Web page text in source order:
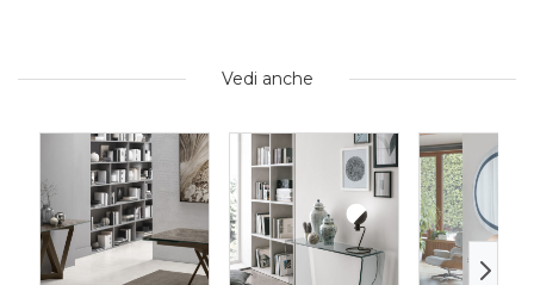
Vedi anche